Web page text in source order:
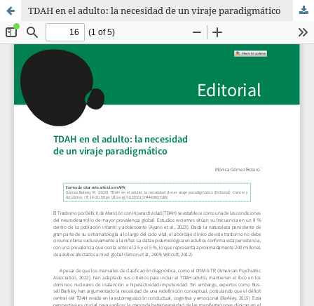
TDAH en el adulto: la necesidad de un viraje paradigmático